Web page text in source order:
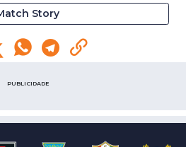
Story
PUBLICIDADE